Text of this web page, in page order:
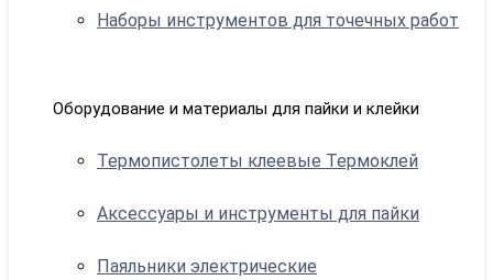
Наборы инструментов для точечных работ
Оборудование и материалы для пайки и клейки
Термопистолеты клеевые Термоклей
Аксессуары и инструменты для пайки
Паяльники электрические